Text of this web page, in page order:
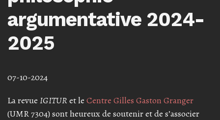
argumentative 2024-
2025
07-10-2024
La revue IGITUR et le Centre Gilles Gaston Granger
(UMR 7304) sont heureux de soutenir et de s’associer